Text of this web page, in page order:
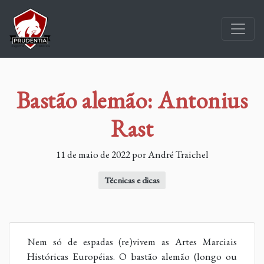
Bastão alemão: Antonius
Rast
11 de maio de 2022 por André Traichel
Técnicas e dicas
Nem só de espadas (re)vivem as Artes Marciais
Históricas Européias. O bastão alemão (longo ou